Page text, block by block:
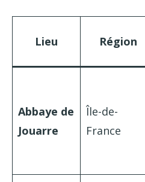
Lieu Région
Abbaye de
Jouarre
Île-de-
France